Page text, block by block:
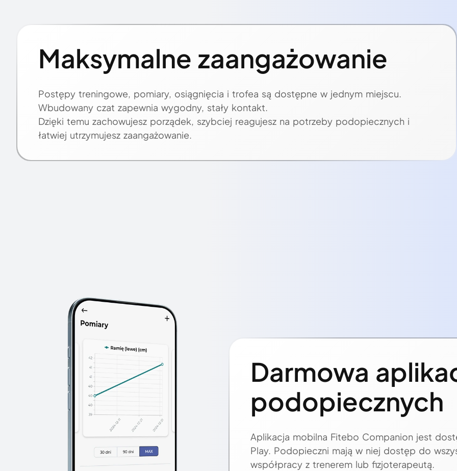
Maksymalne zaangażowanie
Postępy treningowe, pomiary, osiągnięcia i trofea są dostępne w jednym miejscu.
Wbudowany czat zapewnia wygodny, stały kontakt.
Dzięki temu zachowujesz porządek, szybciej reagujesz na potrzeby podopiecznych i
łatwiej utrzymujesz zaangażowanie.
Darmowa
podopiecznych
Aplikacja mobilna Fitebo Companion jest
Play. Podopieczni mają w niej dostęp do
współpracy z trenerem lub fizjoterapeutą.